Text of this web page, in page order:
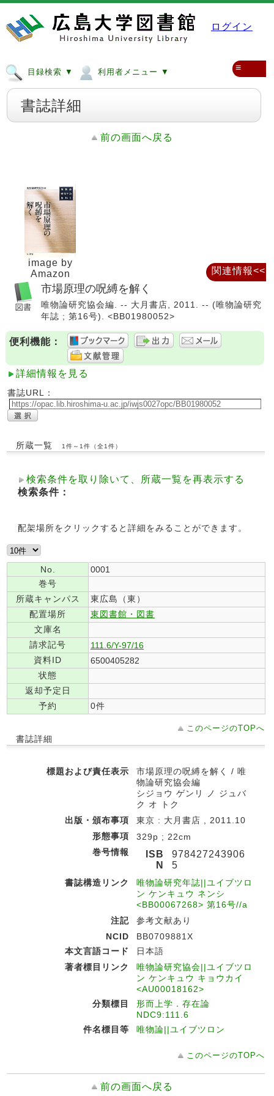
ログイン
目録検索 ▼ 利用者メニュー ▼ ≡
書誌詳細
前の画面へ戻る
image by
Amazon
市場原理の呪縛を解く
唯物論研究協会編. -- 大月書店, 2011. -- (唯物論研究
年誌 ; 第16号). <BB01980052>
便利機能：
詳細情報を見る
書誌URL：
所蔵一覧 1件～1件（全1件）
検索条件を取り除いて、所蔵一覧を再表示する
検索条件：
配架場所をクリックすると詳細をみることができます。
No.
0001
巻号
所蔵キャンパス
東広島（東）
配置場所
東図書館・図書
文庫名
請求記号
111.6/Y-97/16
資料ID
6500405282
状態
返却予定日
予約
0件
このページのTOPへ
書誌詳細
標題および責任表示
市場原理の呪縛を解く / 唯
物論研究協会編
シジョウ ゲンリ ノ ジュバ
ク オ トク
出版・頒布事項
東京 : 大月書店 , 2011.10
形態事項
329p ; 22cm
巻号情報
ISB
N
978427243906
5
書誌構造リンク
唯物論研究年誌||ユイブツロ
ン ケンキュウ ネンシ
<BB00067268> 第16号//a
注記
参考文献あり
NCID
BB0709881X
本文言語コード
日本語
著者標目リンク
唯物論研究協会||ユイブツロ
ン ケンキュウ キョウカイ
<AU00018162>
分類標目
形而上学．存在論
NDC9:111.6
件名標目等
唯物論||ユイブツロン
このページのTOPへ
前の画面へ戻る
関連情報<<